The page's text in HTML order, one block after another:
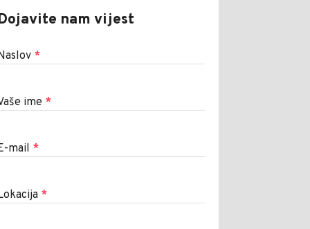
nam vijest
*
ime *
mail *
*